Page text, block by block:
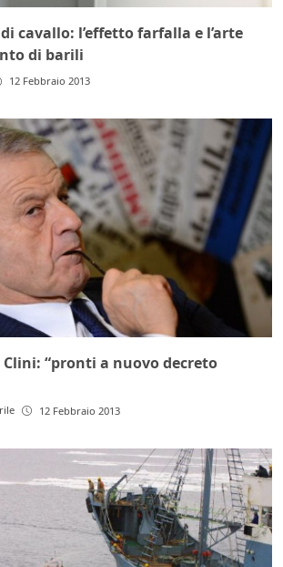
cavallo: l’effetto farfalla e l’arte
di barili
12 Febbraio 2013
“pronti a nuovo decreto
12 Febbraio 2013